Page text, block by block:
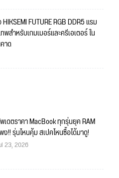
FUTURE RGB DDR5 แรม
พสำหรับเกมเมอร์และครีเอเตอร์ ใน
าด
เดตราคา MacBook ทุกรุ่นยุค RAM
ง!! รุ่นไหนคุ้ม สเปคไหนซื้อได้มาดู!
23, 2026